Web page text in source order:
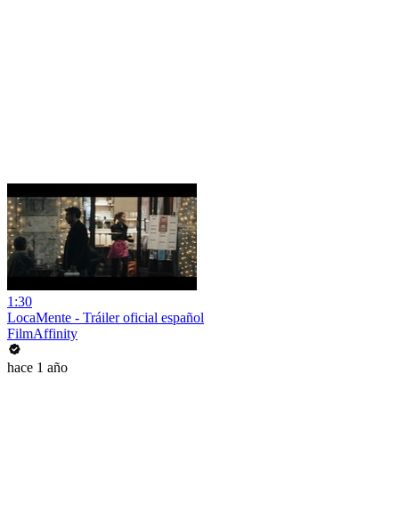
1:30
LocaMente - Tráiler oficial español
FilmAffinity
hace 1 año